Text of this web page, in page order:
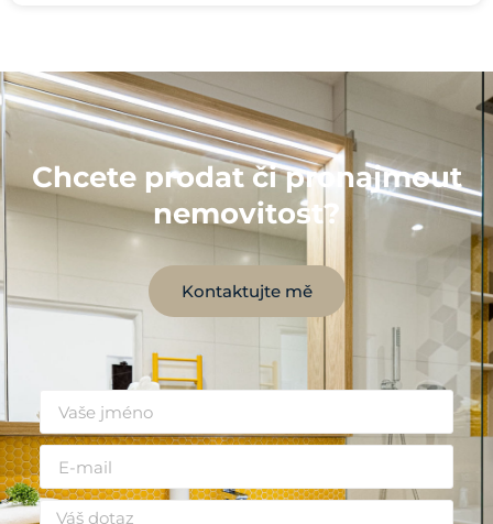
Chcete prodat či pronajmout
nemovitost?
Kontaktujte mě